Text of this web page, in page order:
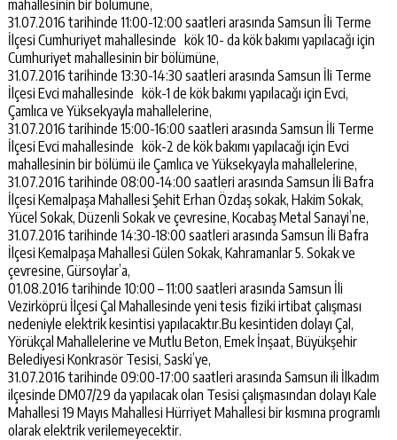
mahallesinin bir bölümüne,
31.07.2016 tarihinde 11:00-12:00 saatleri arasında Samsun İli Terme
İlçesi Cumhuriyet mahallesinde kök 10- da kök bakımı yapılacağı için
Cumhuriyet mahallesinin bir bölümüne,
31.07.2016 tarihinde 13:30-14:30 saatleri arasında Samsun İli Terme
İlçesi Evci mahallesinde kök-1 de kök bakımı yapılacağı için Evci,
Çamlıca ve Yüksekyayla mahallelerine,
31.07.2016 tarihinde 15:00-16:00 saatleri arasında Samsun İli Terme
İlçesi Evci mahallesinde kök-2 de kök bakımı yapılacağı için Evci
mahallesinin bir bölümü ile Çamlıca ve Yüksekyayla mahallelerine,
31.07.2016 tarihinde 08:00-14:00 saatleri arasında Samsun İli Bafra
İlçesi Kemalpaşa Mahallesi Şehit Erhan Özdaş sokak, Hakim Sokak,
Yücel Sokak, Düzenli Sokak ve çevresine, Kocabaş Metal Sanayi’ne,
31.07.2016 tarihinde 14:30-18:00 saatleri arasında Samsun İli Bafra
İlçesi Kemalpaşa Mahallesi Gülen Sokak, Kahramanlar 5. Sokak ve
çevresine, Gürsoylar’a,
01.08.2016 tarihinde 10:00 – 11:00 saatleri arasında Samsun İli
Vezirköprü İlçesi Çal Mahallesinde yeni tesis fiziki irtibat çalışması
nedeniyle elektrik kesintisi yapılacaktır.Bu kesintiden dolayı Çal,
Yörükçal Mahallelerine ve Mutlu Beton, Emek İnşaat, Büyükşehir
Belediyesi Konkrasör Tesisi, Saski’ye,
31.07.2016 tarihinde 09:00-17:00 saatleri arasında Samsun ili İlkadım
ilçesinde DM07/29 da yapılacak olan Tesisi çalışmasından dolayı Kale
Mahallesi 19 Mayıs Mahallesi Hürriyet Mahallesi bir kısmına programlı
olarak elektrik verilemeyecektir.